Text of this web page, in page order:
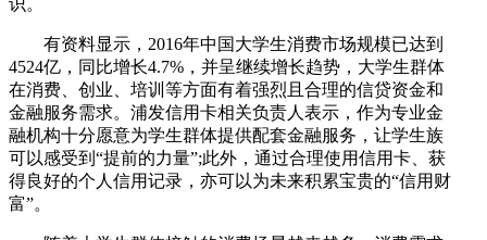
有资料显示，2016年中国大学生消费市场规模已达到
4524亿，同比增长4.7%，并呈继续增长趋势，大学生群体
在消费、创业、培训等方面有着强烈且合理的信贷资金和
金融服务需求。浦发信用卡相关负责人表示，作为专业金
融机构十分愿意为学生群体提供配套金融服务，让学生族
可以感受到“提前的力量”;此外，通过合理使用信用卡、获
得良好的个人信用记录，亦可以为未来积累宝贵的“信用财
富”。